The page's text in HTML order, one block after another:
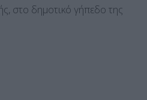
στο δημοτικό γήπεδο της